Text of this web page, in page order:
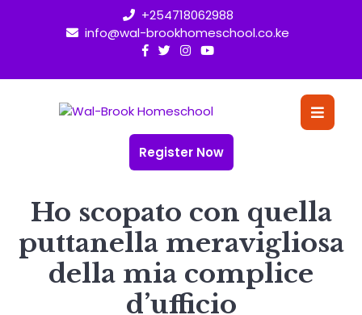
+254718062988
info@wal-brookhomeschool.co.ke
Register Now
Ho scopato con quella
puttanella meravigliosa
della mia complice
d’ufficio